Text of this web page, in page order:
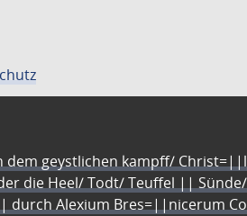
geystlichen kampff/
die Heel/ Todt/ Teuffel ||
durch Alexium Bres=||nicerum